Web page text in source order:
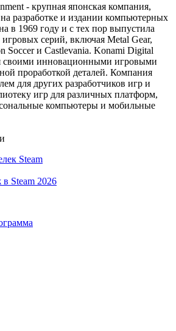
- крупная японская компания,
разработке и издании компьютерных
в 1969 году и с тех пор выпустила
серий, включая Metal Gear,
Soccer и Castlevania. Konami Digital
своими инновационными игровыми
проработкой деталей. Компания
для других разработчиков игр и
игр для различных платформ,
компьютеры и мобильные
Steam
Steam 2026